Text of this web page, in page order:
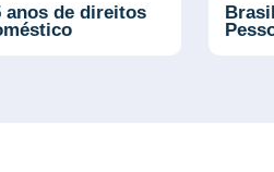
anos de direitos